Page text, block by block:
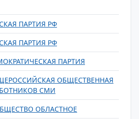
ПАРТИЯ РФ
ПАРТИЯ РФ
ПАРТИЯ
ОБЩЕСТВЕННАЯ
СМИ
ОБЛАСТНОЕ